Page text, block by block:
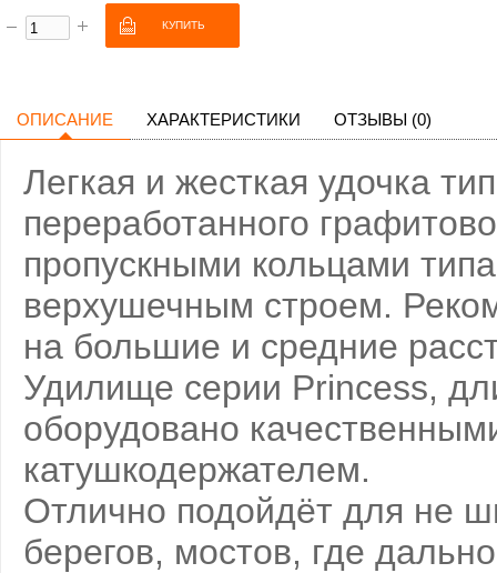
ОПИСАНИЕ ХАРАКТЕРИСТИКИ ОТЗЫВЫ (0)
Легкая и жесткая удочка
переработанного
пропускными кольцами
верхушечным строем.
на большие и средние
Удилище серии Princess,
оборудовано
катушкодержателем.
Отлично подойдёт для не
берегов, мостов, где